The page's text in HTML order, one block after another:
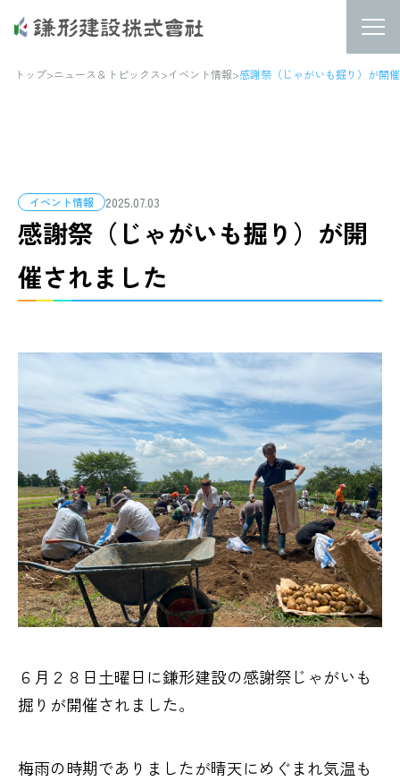
トップ>ニュース＆トピックス>イベント情報>感謝祭（じゃがいも掘り）が開
イベント情報 2025.07.03
感謝祭（じゃがいも掘り）が開
催されました
６月２８日土曜日に鎌形建設の感謝祭じゃがいも
掘りが開催されました。
梅雨の時期でありましたが晴天にめぐまれ気温も